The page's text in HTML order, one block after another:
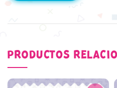
PRODUCTOS